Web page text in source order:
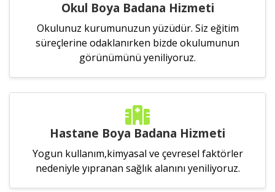
Okul Boya Badana Hizmeti
Okulunuz kurumunuzun yüzüdür. Siz eğitim
süreçlerine odaklanırken bizde okulumunun
görünümünü yeniliyoruz.
Hastane Boya Badana Hizmeti
Yogun kullanım,kimyasal ve çevresel faktörler
nedeniyle yıpranan sağlık alanını yeniliyoruz.